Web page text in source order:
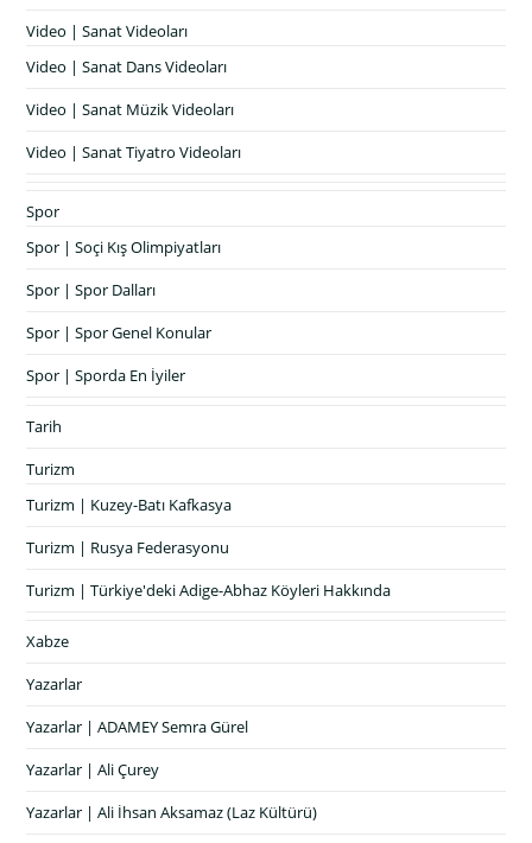
Video | Sanat Videoları
Video | Sanat Dans Videoları
Video | Sanat Müzik Videoları
Video | Sanat Tiyatro Videoları
Spor
Spor | Soçi Kış Olimpiyatları
Spor | Spor Dalları
Spor | Spor Genel Konular
Spor | Sporda En İyiler
Tarih
Turizm
Turizm | Kuzey-Batı Kafkasya
Turizm | Rusya Federasyonu
Turizm | Türkiye'deki Adige-Abhaz Köyleri Hakkında
Xabze
Yazarlar
Yazarlar | ADAMEY Semra Gürel
Yazarlar | Ali Çurey
Yazarlar | Ali İhsan Aksamaz (Laz Kültürü)